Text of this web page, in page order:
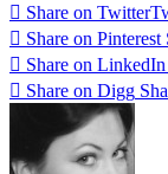
Share on Twitter
Share on Pinterest
Share on LinkedIn
Share on Digg